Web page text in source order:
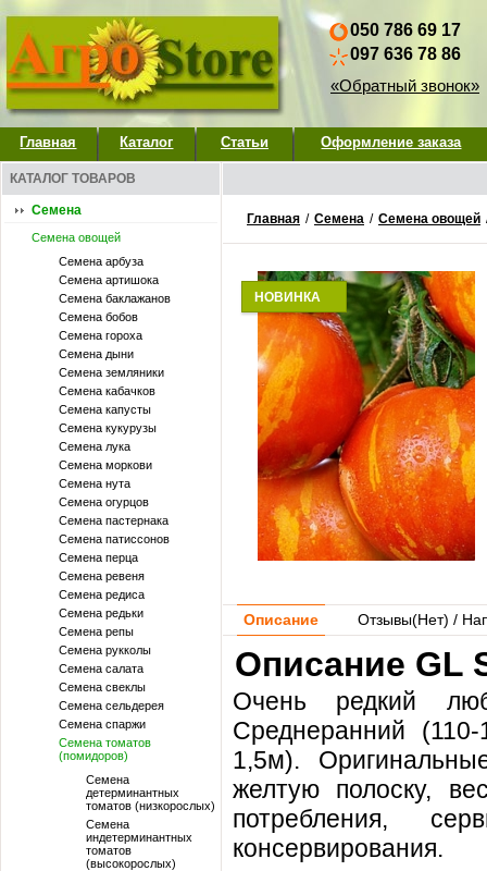
050 786 69 17
097 636 78 86
«Обратный звонок»
Главная Каталог Статьи Оформление заказа
КАТАЛОГ ТОВАРОВ
Семена
Семена овощей
Семена арбуза
Семена артишока
Семена баклажанов
Семена бобов
Семена гороха
Семена дыни
Семена земляники
Семена кабачков
Семена капусты
Семена кукурузы
Семена лука
Семена моркови
Семена нута
Семена огурцов
Семена пастернака
Семена патиссонов
Семена перца
Семена ревеня
Семена редиса
Семена редьки
Семена репы
Семена рукколы
Семена салата
Семена свеклы
Семена сельдерея
Семена спаржи
Семена томатов
(помидоров)
Семена
детерминантных
томатов (низкорослых)
Семена
индетерминантных
томатов
(высокорослых)
Главная / Семена / Семена овощей
НОВИНКА
Описание Отзывы(Нет) /
Описание GL
Очень редкий
Среднеранний
1,5м).
желтую полоску,
потребления,
консервирования.